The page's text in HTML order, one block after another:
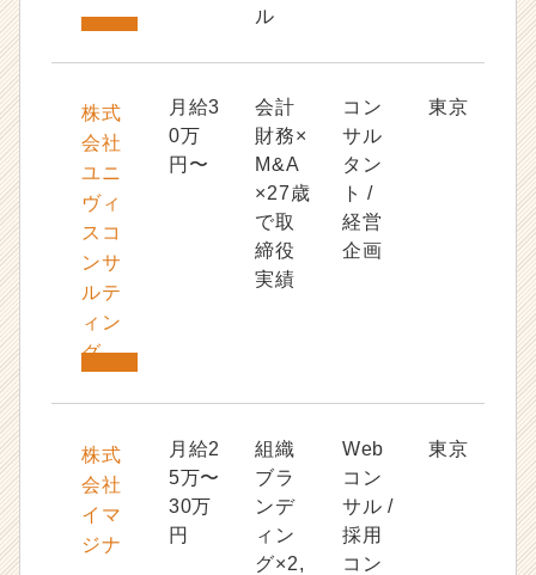
ル
株式
会社
ユニ
ヴィ
スコ
ンサ
ルテ
ィン
グ
月給3
0万
円〜
会計
財務×
M&A
×27歳
で取
締役
実績
コン
サル
タン
ト /
経営
企画
東京
株式
会社
イマ
ジナ
月給2
5万〜
30万
円
組織
ブラ
ンデ
ィン
グ×2,
Web
コン
サル /
採用
コン
東京